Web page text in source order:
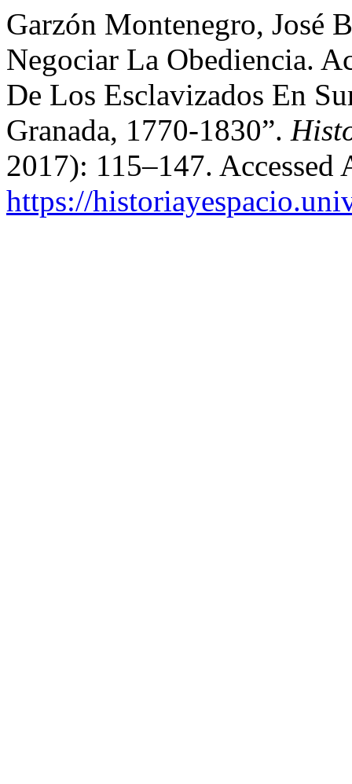
Garzón Montenegro, José
Negociar La Obediencia.
De Los Esclavizados En
Granada, 1770-1830”.
2017): 115–147. Accessed
https://